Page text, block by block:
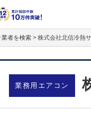
者を検索 > 株式会社北信冷熱
業務用エアコン